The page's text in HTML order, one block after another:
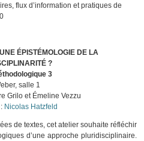
flux d’information et pratiques de
ÉPISTÉMOLOGIE DE LA
?
3
salle 1
Grilo et Émeline Vezzu
Nicolas Hatzfeld
de textes, cet atelier souhaite réfléchir
d’une approche pluridisciplinaire.